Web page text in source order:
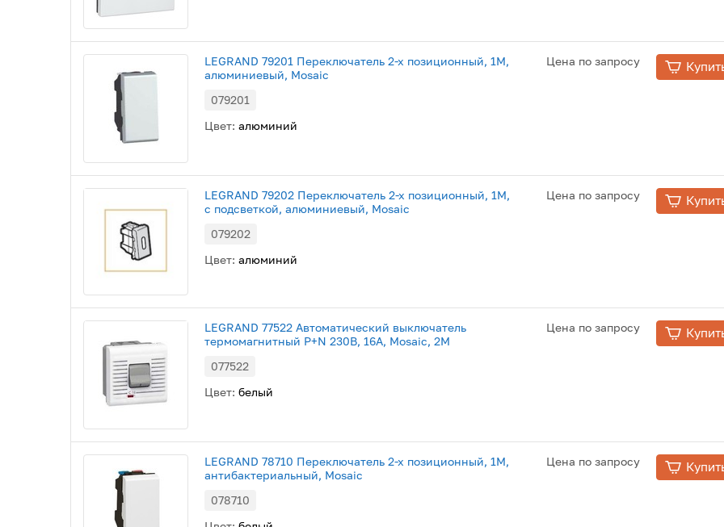
LEGRAND 79201 Переключатель 2-х позиционный, 1М,
алюминиевый, Mosaic
079201
Цвет: алюминий
Цена по запросу
LEGRAND 79202 Переключатель 2-х позиционный, 1М,
с подсветкой, алюминиевый, Mosaic
079202
Цвет: алюминий
Цена по запросу
LEGRAND 77522 Автоматический выключатель
термомагнитный P+N 230В, 16A, Mosaic, 2M
077522
Цвет: белый
Цена по запросу
LEGRAND 78710 Переключатель 2-х позиционный, 1М,
антибактериальный, Mosaic
078710
Цена по запросу